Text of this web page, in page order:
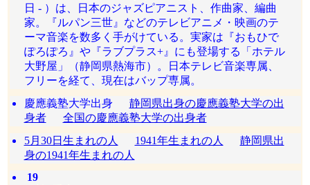
日 - ）は、日本のジャズピアニスト、作曲家、編曲
家。『ルパン三世』などのテレビアニメ・映画のテ
ーマ音楽を数多く手がけている。実家は『おもひで
ぽろぽろ』や『ラブプラス+』にも登場する「ホテル
大野屋」（静岡県熱海市）。日本テレビ音楽専属、
フリーを経て、現在はバップ専属。
慶應義塾大学出身 静岡県出身の慶應義塾大学の出
身者
全国の慶應義塾大学の出身者
5月30日生まれの人
1941年生まれの人
静岡県出
身の1941年生まれの人
19